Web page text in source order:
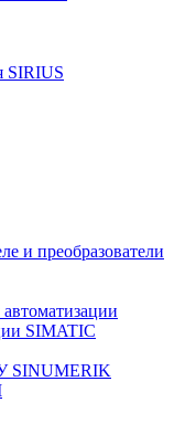
SIRIUS
и преобразователи
SIMATIC
SINUMERIK